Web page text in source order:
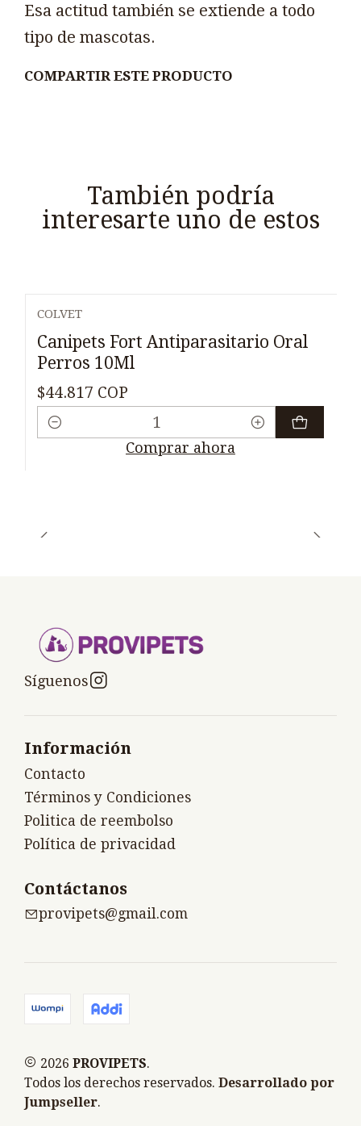
Esa actitud también se extiende a todo
tipo de mascotas.
COMPARTIR ESTE PRODUCTO
También podría
interesarte uno de estos
COLVET
Canipets Fort Antiparasitario Oral
Perros 10Ml
$44.817 COP
Cantidad
Comprar ahora
Síguenos
Información
Contacto
Términos y Condiciones
Politica de reembolso
Política de privacidad
Contáctanos
provipets@gmail.com
2026 PROVIPETS.
Todos los derechos reservados. Desarrollado por
Jumpseller.